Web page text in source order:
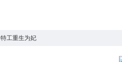
特工重生为妃